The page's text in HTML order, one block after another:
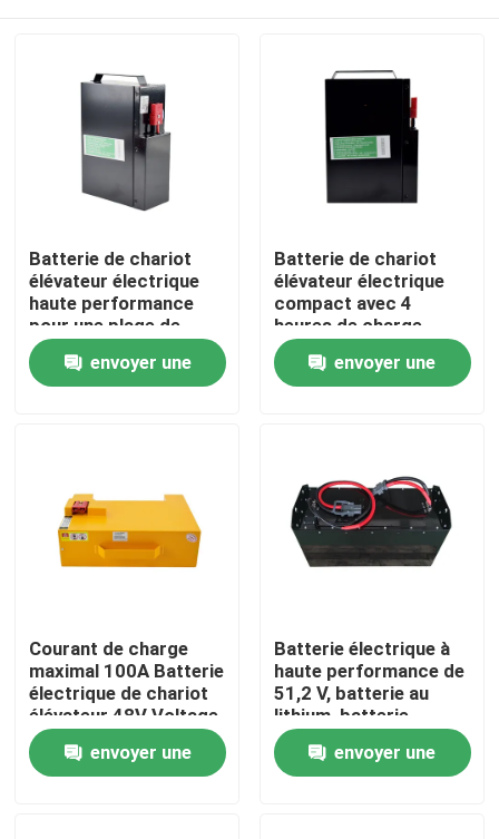
Maison
Produits
Au sujet de nous
Demandez une citation
Lithium électrique Ion Battery de chariot élévateur
Batterie de chariot élévateur au lithium-ion de 48 volts
Batterie de chariot
élévateur électrique
haute performance
pour une plage de
température de -20 °C
à 50 °C envoyer une
Batterie de chariot
élévateur électrique
compact avec 4
heures de charge
185*84.5*250mm
envoyer une
Courant de charge
maximal 100A Batterie
électrique de chariot
élévateur 48V Voltage
pour des
performances
optimales
envoyer une
Batterie électrique à
haute performance de
51,2 V, batterie au
lithium, batterie
LiFePO4
envoyer une